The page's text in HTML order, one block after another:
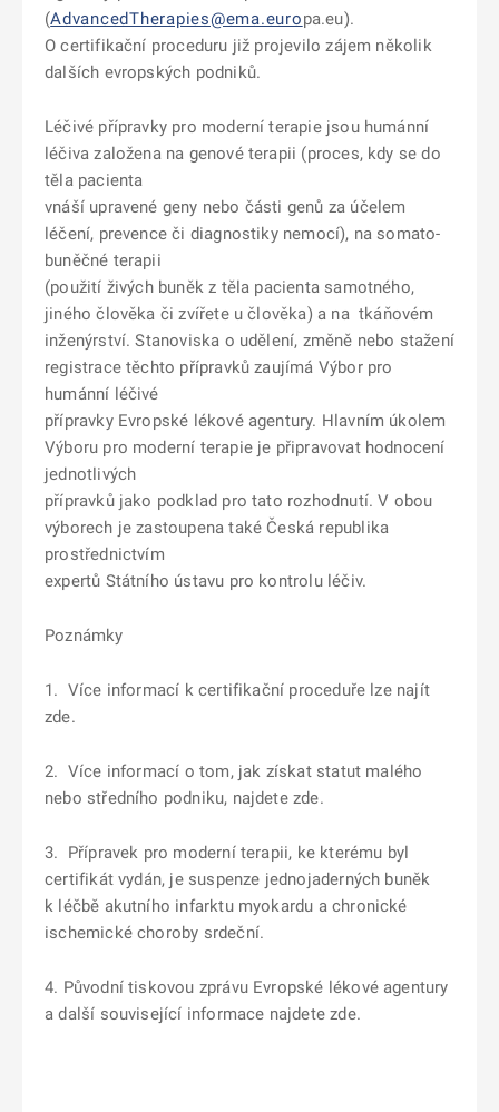
(AdvancedTherapies@ema.europa.eu).
O certifikační proceduru již projevilo zájem několik
dalších evropských podniků.
Léčivé přípravky pro moderní terapie jsou humánní
léčiva založena na genové terapii (proces, kdy se do
těla pacienta
vnáší upravené geny nebo části genů za účelem
léčení, prevence či diagnostiky nemocí), na somato-
buněčné terapii
(použití živých buněk z těla pacienta samotného,
jiného člověka či zvířete u člověka) a na tkáňovém
inženýrství. Stanoviska o udělení, změně nebo stažení
registrace těchto přípravků zaujímá Výbor pro
humánní léčivé
přípravky Evropské lékové agentury. Hlavním úkolem
Výboru pro moderní terapie je připravovat hodnocení
jednotlivých
přípravků jako podklad pro tato rozhodnutí. V obou
výborech je zastoupena také Česká republika
prostřednictvím
expertů Státního ústavu pro kontrolu léčiv.
Poznámky
1. Více informací k certifikační proceduře lze najít
zde.
2. Více informací o tom, jak získat statut malého
nebo středního podniku, najdete zde.
3. Přípravek pro moderní terapii, ke kterému byl
certifikát vydán, je suspenze jednojaderných buněk
k léčbě akutního infarktu myokardu a chronické
ischemické choroby srdeční.
4. Původní tiskovou zprávu Evropské lékové agentury
a další související informace najdete zde.